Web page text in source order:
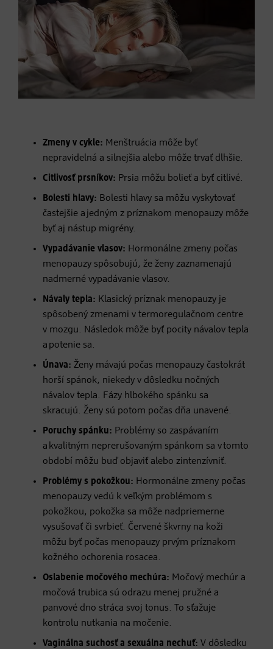
Zmeny v cykle: Menštruácia môže byť
nepravidelná a silnejšia alebo môže trvať dlhšie.
Citlivosť prsníkov: Prsia môžu bolieť a byť citlivé.
Bolesti hlavy: Bolesti hlavy sa môžu vyskytovať
častejšie a jedným z príznakom menopauzy môže
byť aj nástup migrény.
Vypadávanie vlasov: Hormonálne zmeny počas
menopauzy spôsobujú, že ženy zaznamenajú
nadmerné vypadávanie vlasov.
Návaly tepla: Klasický príznak menopauzy je
spôsobený zmenami v termoregulačnom centre
v mozgu. Následok môže byť pocity návalov tepla
a potenie sa.
Únava: Ženy mávajú počas menopauzy častokrát
horší spánok, niekedy v dôsledku nočných
návalov tepla. Fázy hlbokého spánku sa
skracujú. Ženy sú potom počas dňa unavené.
Poruchy spánku: Problémy so zaspávaním
a kvalitným neprerušovaným spánkom sa v tomto
období môžu buď objaviť alebo zintenzívniť.
Problémy s pokožkou: Hormonálne zmeny počas
menopauzy vedú k veľkým problémom s
pokožkou, pokožka sa môže nadpriemerne
vysušovať či svrbieť. Červené škvrny na koži
môžu byť počas menopauzy prvým príznakom
kožného ochorenia rosacea.
Oslabenie močového mechúra: Močový mechúr a
močová trubica sú odrazu menej pružné a
panvové dno stráca svoj tonus. To sťažuje
kontrolu nutkania na močenie.
Vaginálna suchosť a sexuálna nechuť: V dôsledku